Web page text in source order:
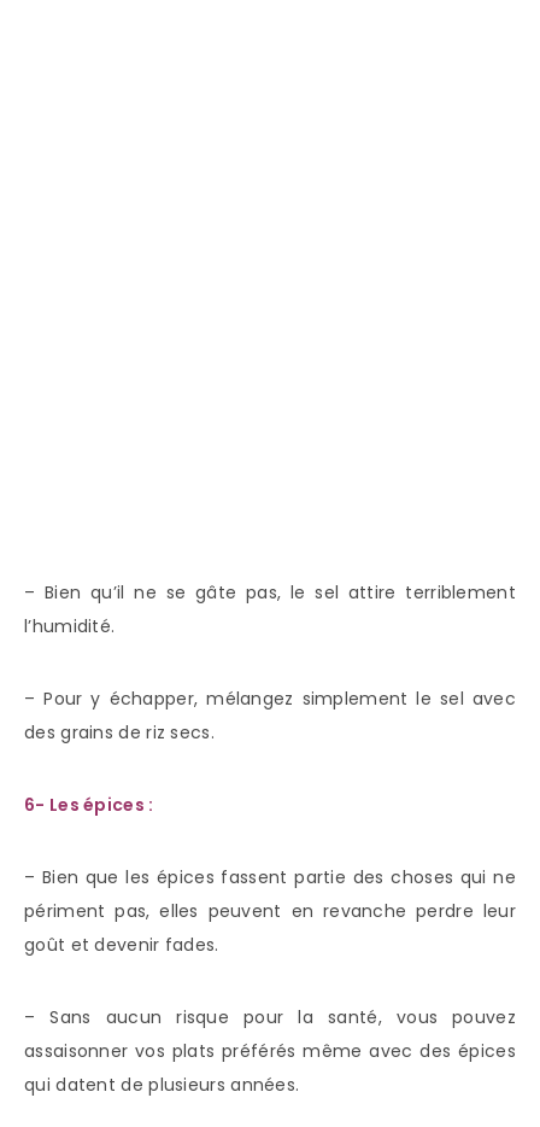
– Bien qu’il ne se gâte pas, le sel attire terriblement
l’humidité.
– Pour y échapper, mélangez simplement le sel avec
des grains de riz secs.
6- Les épices :
– Bien que les épices fassent partie des choses qui ne
périment pas, elles peuvent en revanche perdre leur
goût et devenir fades.
– Sans aucun risque pour la santé, vous pouvez
assaisonner vos plats préférés même avec des épices
qui datent de plusieurs années.